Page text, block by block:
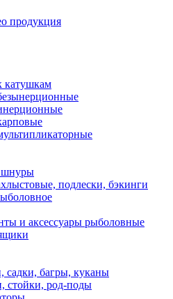
продукция
катушкам
шнуры
подлески, бэкинги
и аксессуары рыболовные
садки, багры, куканы
стойки, род-поды